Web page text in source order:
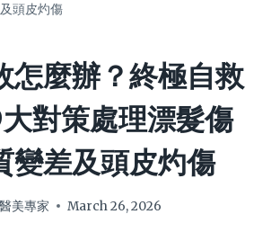
頭皮灼傷
怎麼辦？終極自救
對策處理漂髮傷
變差及頭皮灼傷
美專家 March 26, 2026